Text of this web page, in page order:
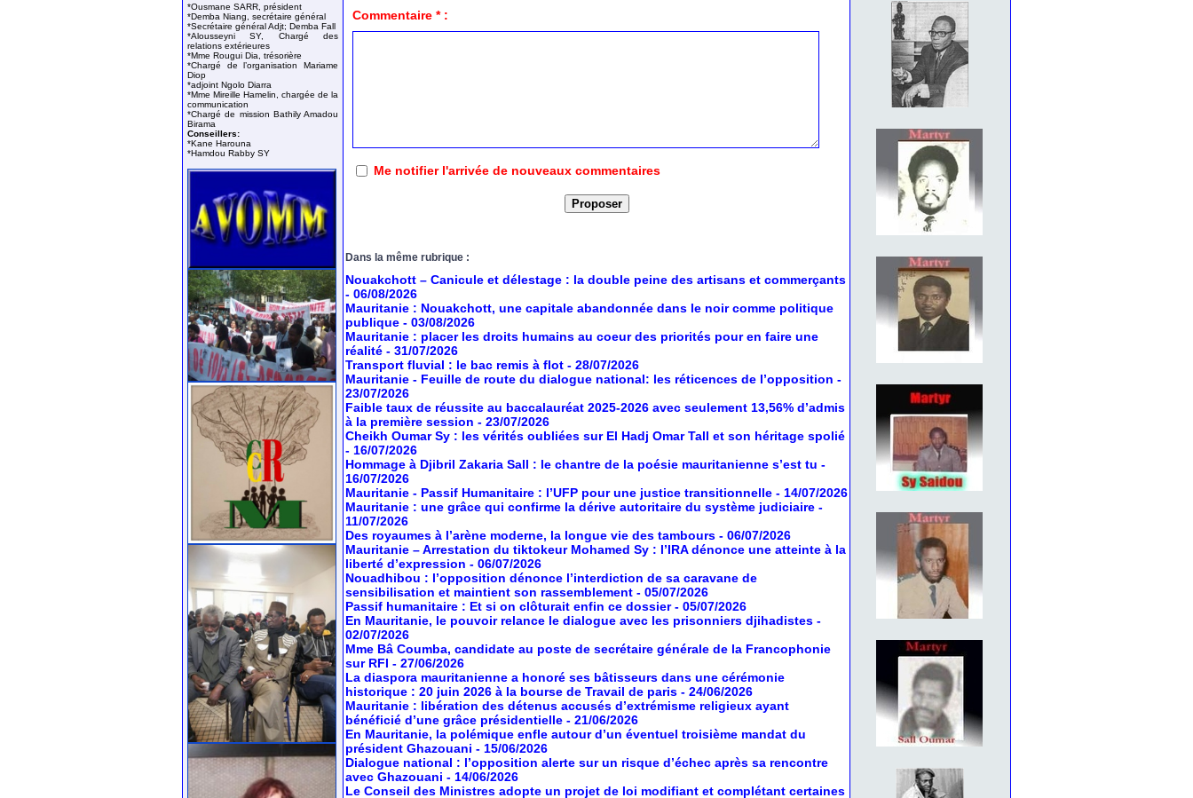
*Ousmane SARR, président
*Demba Niang, secrétaire général
*Secrétaire général Adjt; Demba Fall
*Alousseyni SY, Chargé des
relations extérieures
*Mme Rougui Dia, trésorière
*Chargé de l’organisation Mariame
Diop
*adjoint Ngolo Diarra
*Mme Mireille Hamelin, chargée de la
communication
*Chargé de mission Bathily Amadou
Birama
Conseillers:
*Kane Harouna
*Hamdou Rabby SY
Commentaire * :
Me notifier l'arrivée de nouveaux commentaires
Dans la même rubrique :
Nouakchott – Canicule et délestage : la double peine des artisans et commerçants
- 06/08/2026
Mauritanie : Nouakchott, une capitale abandonnée dans le noir comme politique
publique - 03/08/2026
Mauritanie : placer les droits humains au coeur des priorités pour en faire une
réalité - 31/07/2026
Transport fluvial : le bac remis à flot - 28/07/2026
Mauritanie - Feuille de route du dialogue national: les réticences de l’opposition -
23/07/2026
Faible taux de réussite au baccalauréat 2025-2026 avec seulement 13,56% d’admis
à la première session - 23/07/2026
Cheikh Oumar Sy : les vérités oubliées sur El Hadj Omar Tall et son héritage spolié
- 16/07/2026
Hommage à Djibril Zakaria Sall : le chantre de la poésie mauritanienne s’est tu -
16/07/2026
Mauritanie - Passif Humanitaire : l’UFP pour une justice transitionnelle - 14/07/2026
Mauritanie : une grâce qui confirme la dérive autoritaire du système judiciaire -
11/07/2026
Des royaumes à l’arène moderne, la longue vie des tambours - 06/07/2026
Mauritanie – Arrestation du tiktokeur Mohamed Sy : l’IRA dénonce une atteinte à la
liberté d’expression - 06/07/2026
Nouadhibou : l’opposition dénonce l’interdiction de sa caravane de
sensibilisation et maintient son rassemblement - 05/07/2026
Passif humanitaire : Et si on clôturait enfin ce dossier - 05/07/2026
En Mauritanie, le pouvoir relance le dialogue avec les prisonniers djihadistes -
02/07/2026
Mme Bâ Coumba, candidate au poste de secrétaire générale de la Francophonie
sur RFI - 27/06/2026
La diaspora mauritanienne a honoré ses bâtisseurs dans une cérémonie
historique : 20 juin 2026 à la bourse de Travail de paris - 24/06/2026
Mauritanie : libération des détenus accusés d’extrémisme religieux ayant
bénéficié d’une grâce présidentielle - 21/06/2026
En Mauritanie, la polémique enfle autour d’un éventuel troisième mandat du
président Ghazouani - 15/06/2026
Dialogue national : l’opposition alerte sur un risque d’échec après sa rencontre
avec Ghazouani - 14/06/2026
Le Conseil des Ministres adopte un projet de loi modifiant et complétant certaines